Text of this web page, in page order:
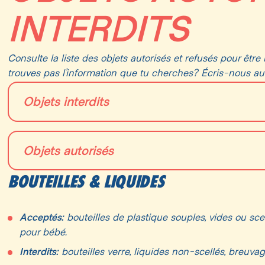
INTERDITS
Consulte la liste des objets autorisés et refusés pour
trouves pas l’information que tu cherches? Écris-nous
Objets interdits
**Rappel: Les chaises avec armature sont interdites**
Animaux
Appareils photo professionnels avec lentilles
Bâtons, balles, frisbee et ballons de toutes sortes
Boissons alcoolisées
Objets autorisés
Appareils photo non-professionnels (appareil
Biberons en plastique ou gobelets de jus pour
bébé
Bouteilles d’eau vide
BOUTEILLES & LIQUIDES
Acceptés: bouteilles de plastique souples, vides ou
pour bébé.
Interdits: bouteilles verre, liquides non-scellés,